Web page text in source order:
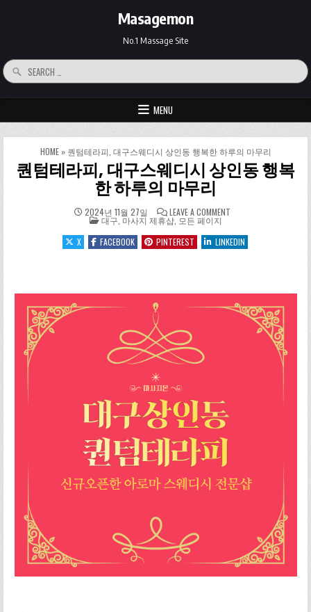
Masagemon
No.1 Massage Site
Search for:
MENU
HOME» 퀀텀테라피, 대구스웨디시 상인동 행복한 하루의 마무리
퀀텀테라피, 대구스웨디시 상인동 행복
한 하루의 마무리
2024년 11월 27일 LEAVE A COMMENTON 퀀텀테라피, 대구
POSTED IN
대구 ,마사지 제휴샵, 모든 페이지
X
FACEBOOK PINTEREST LINKEDIN